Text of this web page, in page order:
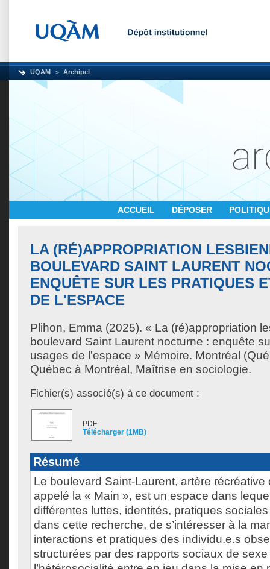
UQAM Archipel
ACCUEIL DÉPOSER
LA (RÉ)APPROPRIATION
BOULEVARD SAINT LAURENT
ENQUÊTE SUR LES PRATIQUES
DE L'ESPACE
Plihon, Emma (2025). « La (ré)appropriation
boulevard Saint Laurent nocturne : enquête
usages de l'espace » Mémoire. Montréal
Québec à Montréal, Maîtrise en sociologie.
Fichier(s) associé(s) à ce document :
PDF
Télécharger (1MB)
Résumé
Le boulevard Saint-Laurent, artère récréative
appelé la « Main », est un espace dans
différentes luttes, identités, pratiques sociales
dans cette recherche, de s’intéresser à la
interactions et pratiques des individu.e.s
structurées par des rapports sociaux de